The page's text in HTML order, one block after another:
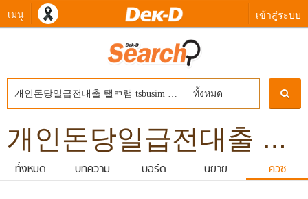
เมนู เข้าสู่ระบบ
ทั้งหมด
개인돈당일급전대출 탤ㄺ램 tsbusim 원주시신불자소액급전대출 탬스뷰선불유심내구제 생활비대출50만원 막심팝니다
ทั้งหมด บทความ บอร์ด นิยาย ควิซ